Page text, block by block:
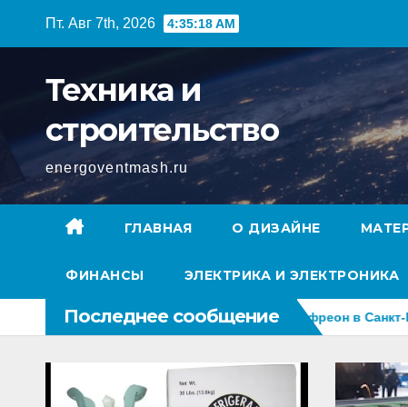
Пт. Авг 7th, 2026 4:35:20 AM
Техника и
строительство
energoventmash.ru
ГЛАВНАЯ О ДИЗАЙНЕ
ФИНАНСЫ ЭЛЕКТРИКА И ЭЛЕКТРОНИКА
Последнее сообщение
систем: как выбрать и купить фреон в Санкт-Петербурге